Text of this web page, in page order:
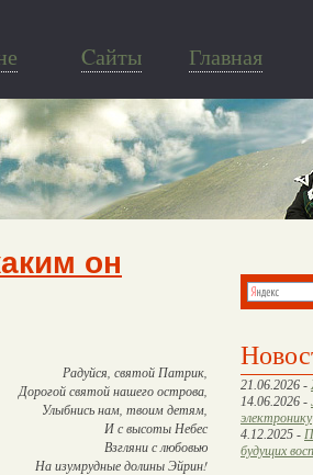
Cайты Главная
21.06.2026 -
14.06.2026 -
электронику
4.12.2025 -
будущих
он
Радуйся, святой Патрик,
Дорогой святой нашего острова,
Улыбнись нам, твоим детям,
И с высоты Небес
Взгляни с любовью
На изумрудные долины Эйрин!